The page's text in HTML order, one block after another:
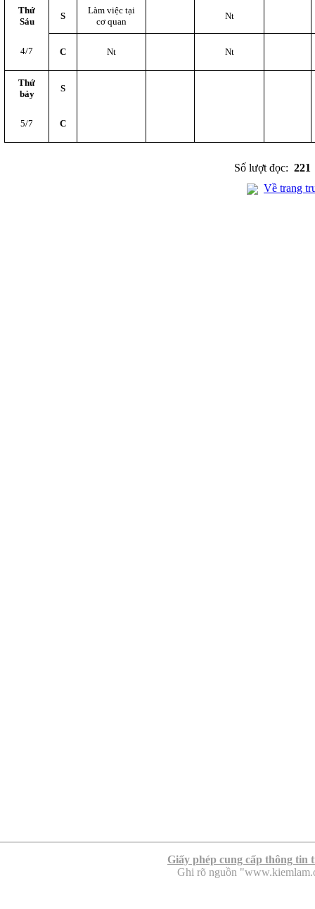
Thứ
Sáu
S
Làm việc tại
cơ quan
Nt
4/7 C Nt Nt
Thứ
bảy
S
5/7 C
Số lượt đọc: 221
Về trang
Giấy phép cung cấp thông tin
Ghi rõ nguồn